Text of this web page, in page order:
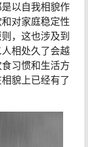
以自我相貌作
对家庭稳定性
，这也涉及到
相处久了会越
习惯和生活方
貌上已经有了